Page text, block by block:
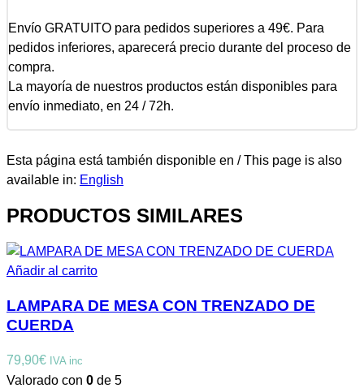
Envío GRATUITO para pedidos superiores a 49€. Para
pedidos inferiores, aparecerá precio durante del proceso de
compra.
La mayoría de nuestros productos están disponibles para
envío inmediato, en 24 / 72h.
Esta página está también disponible en / This page is also
available in: English
PRODUCTOS SIMILARES
Añadir al carrito
LAMPARA DE MESA CON TRENZADO DE
CUERDA
79,90€ IVA inc
Valorado con 0 de 5